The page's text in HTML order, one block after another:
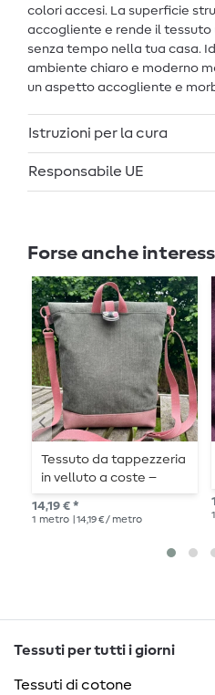
colori accesi. La superficie
accogliente e rende il tessuto
senza tempo nella tua casa.
ambiente chiaro e moderno
un aspetto accogliente e
Istruzioni per la cura
Responsabile UE
Forse anche
Tessuto da tappezzeria
in velluto a coste –
verde abete
14,19 € *
1 metro | 14,19 € / metro 1
Tessuti per tutti i giorni
Tessuti di cotone